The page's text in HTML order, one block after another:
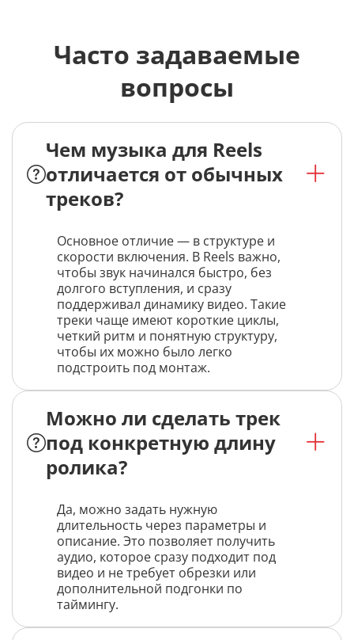
Часто задаваемые
вопросы
Чем музыка для Reels
отличается от обычных
треков?
Основное отличие — в структуре и
скорости включения. В Reels важно,
чтобы звук начинался быстро, без
долгого вступления, и сразу
поддерживал динамику видео. Такие
треки чаще имеют короткие циклы,
четкий ритм и понятную структуру,
чтобы их можно было легко
подстроить под монтаж.
Можно ли сделать трек
под конкретную длину
ролика?
Да, можно задать нужную
длительность через параметры и
описание. Это позволяет получить
аудио, которое сразу подходит под
видео и не требует обрезки или
дополнительной подгонки по
таймингу.